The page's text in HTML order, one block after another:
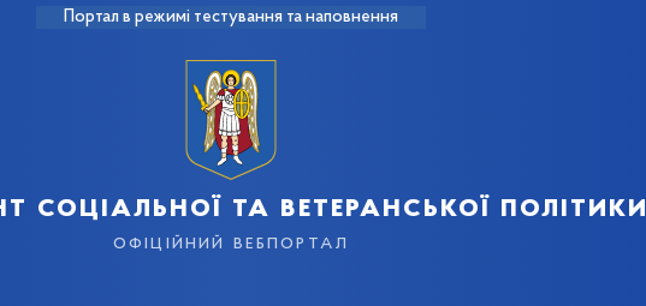
Портал в режимі тестування та наповнення
соціальної та ветеранської політики
офіційний вебпортал